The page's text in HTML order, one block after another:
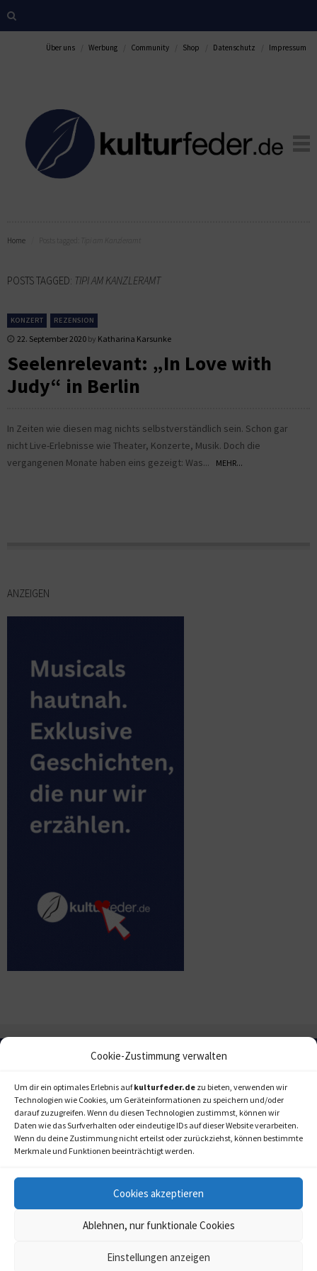
Cookie-Zustimmung verwalten
Um dir ein optimales Erlebnis aufkulturfeder.de zu bieten, verwenden wir
Technologien wie Cookies, um Geräteinformationen zu speichern und/oder
darauf zuzugreifen. Wenn du diesen Technologien zustimmst, können wir
Daten wie das Surfverhalten oder eindeutige IDs auf dieser Website verarbeiten.
Wenn du deine Zustimmung nicht erteilst oder zurückziehst, können bestimmte
Merkmale und Funktionen beeinträchtigt werden.
Cookies akzeptieren
Ablehnen, nur funktionale Cookies
Einstellungen anzeigen
Über uns Werbung Community Shop Datenschutz Impressum
Home Tipi am Kanzleramt
POSTS TAGGED: TIPI AM KANZLERAMT
KONZERT REZENSION
22. September 2020 by Katharina Karsunke
Seelenrelevant: „In Love with
Judy“ in Berlin
In Zeiten wie diesen mag nichts selbstverständlich sein. Schon gar
nicht Live-Erlebnisse wie Theater, Konzerte, Musik. Doch die
vergangenen Monate haben eins gezeigt: Was...
MEHR...
ANZEIGEN
© 2006-2020 LAPPmedien+events
kulturfeder.de –